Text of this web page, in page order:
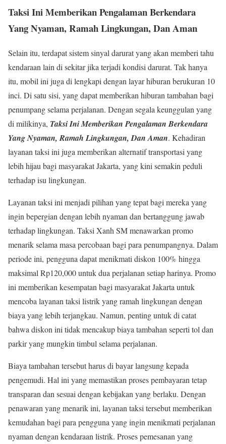
Taksi Ini Memberikan Pengalaman Berkendara
Yang Nyaman, Ramah Lingkungan, Dan Aman
Selain itu, terdapat sistem sinyal darurat yang akan memberi tahu
kendaraan lain di sekitar jika terjadi kondisi darurat. Tak hanya
itu, mobil ini juga di lengkapi dengan layar hiburan berukuran 10
inci. Di satu sisi, yang dapat memberikan hiburan tambahan bagi
penumpang selama perjalanan. Dengan segala keunggulan yang
di milikinya, Taksi Ini Memberikan Pengalaman Berkendara
Yang Nyaman, Ramah Lingkungan, Dan Aman. Kehadiran
layanan taksi ini juga memberikan alternatif transportasi yang
lebih hijau bagi masyarakat Jakarta, yang kini semakin peduli
terhadap isu lingkungan.
Layanan taksi ini menjadi pilihan yang tepat bagi mereka yang
ingin bepergian dengan lebih nyaman dan bertanggung jawab
terhadap lingkungan. Taksi Xanh SM menawarkan promo
menarik selama masa percobaan bagi para penumpangnya. Dalam
periode ini, pengguna dapat menikmati diskon 100% hingga
maksimal Rp120,000 untuk dua perjalanan setiap harinya. Promo
ini memberikan kesempatan bagi masyarakat Jakarta untuk
mencoba layanan taksi listrik yang ramah lingkungan dengan
biaya yang lebih terjangkau. Namun, penting untuk di catat
bahwa diskon ini tidak mencakup biaya tambahan seperti tol dan
parkir yang mungkin timbul selama perjalanan.
Biaya tambahan tersebut harus di bayar langsung kepada
pengemudi. Hal ini yang memastikan proses pembayaran tetap
transparan dan sesuai dengan kebijakan yang berlaku. Dengan
penawaran yang menarik ini, layanan taksi tersebut memberikan
kemudahan bagi para pengguna yang ingin menikmati perjalanan
nyaman dengan kendaraan listrik. Proses pemesanan yang